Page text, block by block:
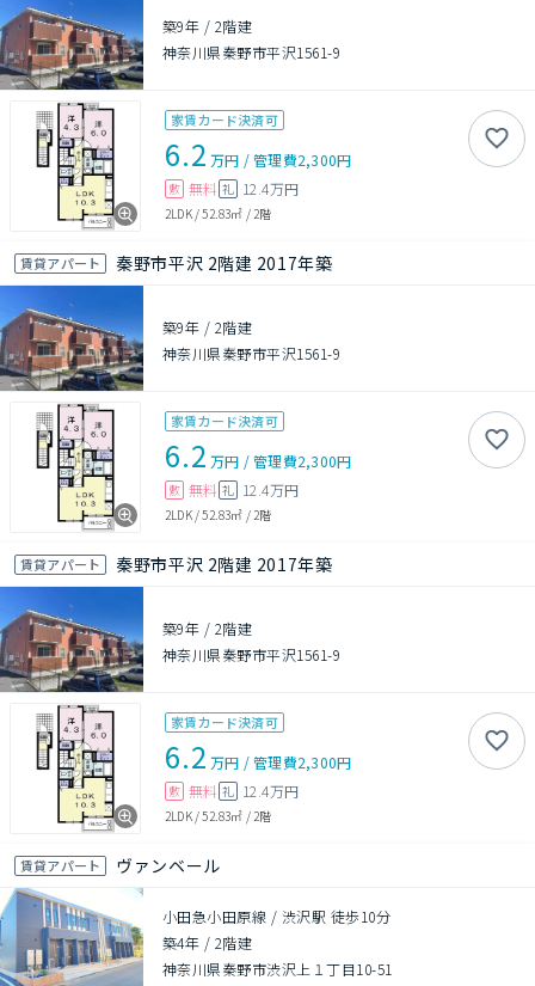
築9年 / 2階建
神奈川県秦野市平沢1561-9
家賃カード決済可
6.2 万円 /管理費2,300円
敷 無料 礼 12.4万円
2LDK/52.83㎡ /2階
賃貸アパート 秦野市平沢 2階建 2017年築
築9年 / 2階建
神奈川県秦野市平沢1561-9
家賃カード決済可
6.2 万円 /管理費2,300円
敷 無料 礼 12.4万円
2LDK/52.83㎡ /2階
賃貸アパート 秦野市平沢 2階建 2017年築
築9年 / 2階建
神奈川県秦野市平沢1561-9
家賃カード決済可
6.2 万円 /管理費2,300円
敷 無料 礼 12.4万円
2LDK/52.83㎡ /2階
賃貸アパート ヴァンベール
小田急小田原線 / 渋沢駅 徒歩10分
築4年 / 2階建
神奈川県秦野市渋沢上１丁目10-51